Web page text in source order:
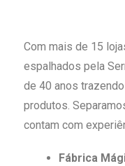
Com mais de 15
espalhados pela
de 40 anos
produtos.
contam com
Fábrica